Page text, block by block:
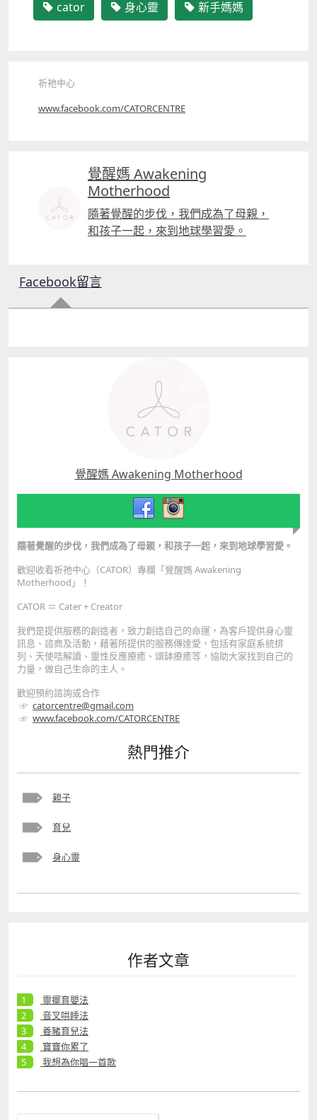
cator 身心靈 新手媽媽
祈祂中心
www.facebook.com/CATORCENTRE
覺醒媽 Awakening
Motherhood
隨著覺醒的步伐，我們成為了母親，
和孩子一起，來到地球學習愛。
Facebook留言
覺醒媽 Awakening Motherhood
隨著覺醒的步伐，我們成為了母親，和孩子一起，來到地球學習愛。
歡迎收看祈祂中心（CATOR）專欄「覺醒媽 Awakening
Motherhood」！
CATOR ＝ Cater + Creator
我們是提供服務的創造者，致力創造自己的命運，為客戶提供身心靈
訊息、諮商及活動，藉著所提供的服務傳達愛，包括有家庭系統排
列、天使咭解讀、靈性反應療癒、頌缽療癒等，協助大家找到自己的
力量，做自己生命的主人。
歡迎預約諮詢或合作
☞ catorcentre@gmail.com
☞ www.facebook.com/CATORCENTRE
熱門推介
親子
育兒
身心靈
作者文章
靈擺育嬰法
音叉哄睡法
養豬育兒法
寶寶你累了
我想為你唱一首歌